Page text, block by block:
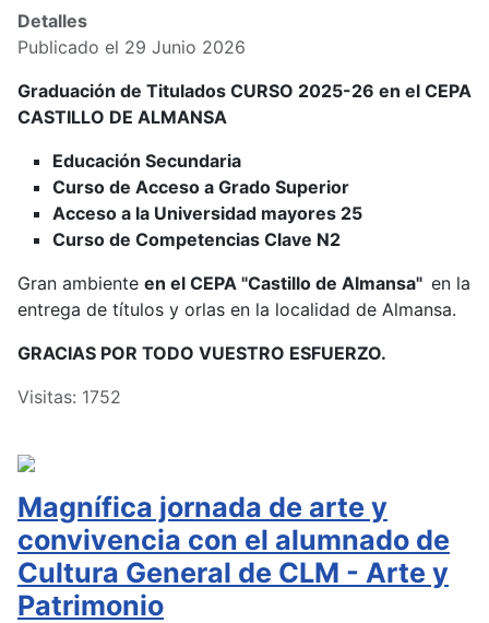
Detalles
Publicado el 29 Junio 2026
Graduación de Titulados CURSO 2025-26 en el CEPA
CASTILLO DE ALMANSA
Educación Secundaria
Curso de Acceso a Grado Superior
Acceso a la Universidad mayores 25
Curso de Competencias Clave N2
Gran ambiente en el CEPA "Castillo de Almansa" en la
entrega de títulos y orlas en la localidad de Almansa.
GRACIAS POR TODO VUESTRO ESFUERZO.
Visitas: 1752
Magnífica jornada de arte y
convivencia con el alumnado de
Cultura General de CLM - Arte y
Patrimonio